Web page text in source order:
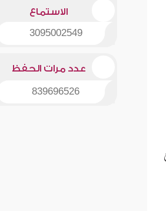
الاستماع
3095002549
عدد مرات الحفظ
839696526